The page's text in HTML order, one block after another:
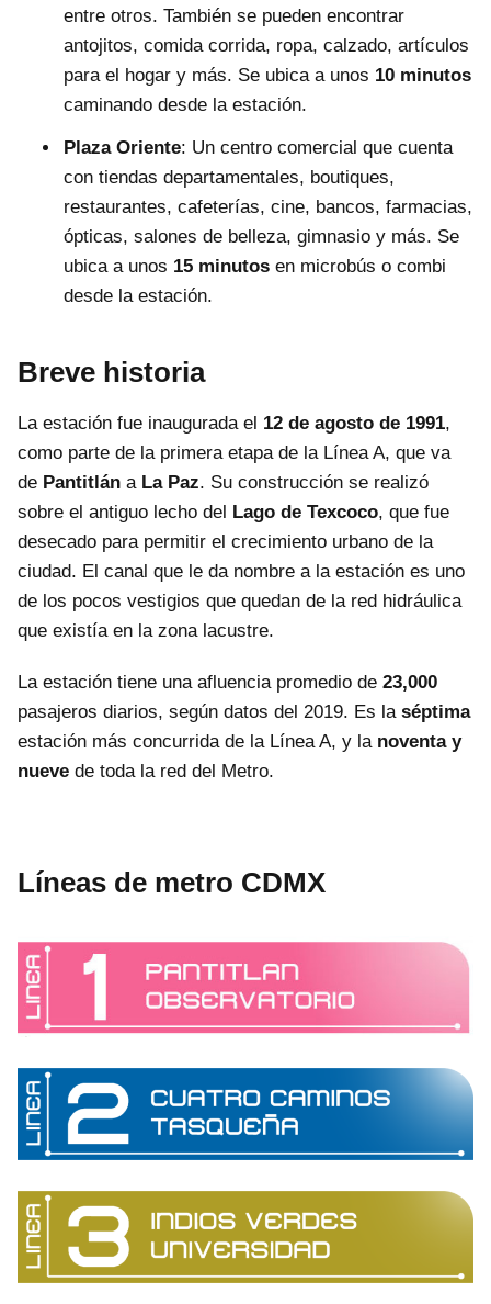
entre otros. También se pueden encontrar
antojitos, comida corrida, ropa, calzado, artículos
para el hogar y más. Se ubica a unos 10 minutos
caminando desde la estación.
Plaza Oriente: Un centro comercial que cuenta
con tiendas departamentales, boutiques,
restaurantes, cafeterías, cine, bancos, farmacias,
ópticas, salones de belleza, gimnasio y más. Se
ubica a unos 15 minutos en microbús o combi
desde la estación.
Breve historia
La estación fue inaugurada el 12 de agosto de 1991,
como parte de la primera etapa de la Línea A, que va
de Pantitlán a La Paz. Su construcción se realizó
sobre el antiguo lecho del Lago de Texcoco, que fue
desecado para permitir el crecimiento urbano de la
ciudad. El canal que le da nombre a la estación es uno
de los pocos vestigios que quedan de la red hidráulica
que existía en la zona lacustre.
La estación tiene una afluencia promedio de 23,000
pasajeros diarios, según datos del 2019. Es la séptima
estación más concurrida de la Línea A, y la noventa y
nueve de toda la red del Metro.
Líneas de metro CDMX